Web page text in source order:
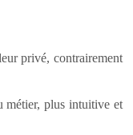
privé, contrairement
métier, plus intuitive et